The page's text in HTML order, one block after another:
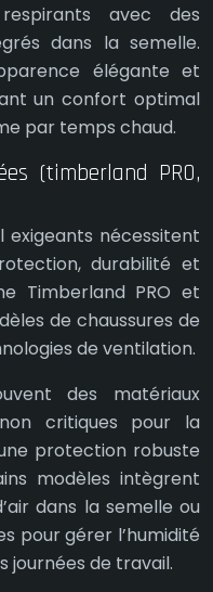
avec des
dans la semelle.
élégante et
un confort optimal
par temps chaud.
(timberland PRO,
exigeants nécessitent
durabilité et
Timberland PRO et
de chaussures de
de ventilation.
des matériaux
critiques pour la
protection robuste
modèles intègrent
dans la semelle ou
pour gérer l’humidité
journées de travail.